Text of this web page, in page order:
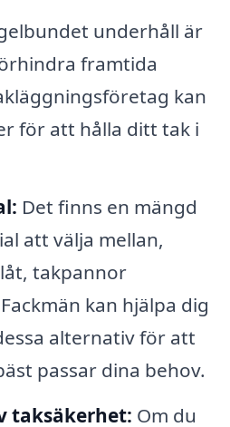
underhåll är
framtida
kan
för att hålla ditt tak i
Det finns en mängd
att välja mellan,
takpannor
kan hjälpa dig
alternativ för att
passar dina behov.
taksäkerhet: Om du